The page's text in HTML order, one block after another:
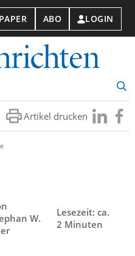
ABO LOGIN
Artikel drucken Besuchen
Sie
Sie
W.
Lesezeit: ca.
2 Minuten